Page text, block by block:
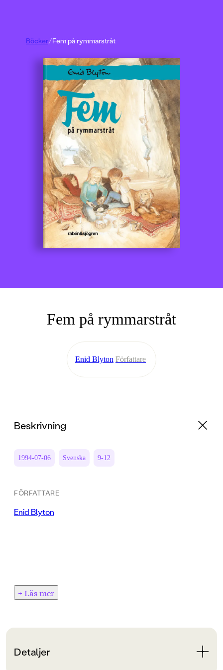
Fem på rymmarstråt
Enid Blyton Författare
Böcker/Fem på rymmarstråt
Beskrivning
1994-07-06 Svenska 9-12
FÖRFATTARE
Enid Blyton
+ Läs mer
Detaljer